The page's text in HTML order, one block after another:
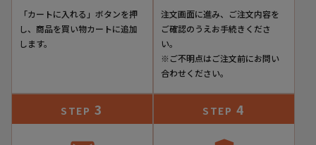
「カートに入れる」ボタンを押
し、商品を買い物カートに追加
します。
注文画面に進み、ご注文内容を
ご確認のうえお手続きくださ
い。
※ご不明点はご注文前にお問い
合わせください。
STEP 3 STEP 4